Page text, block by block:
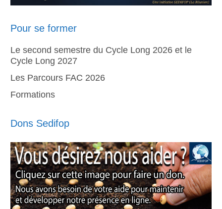
Pour se former
Le second semestre du Cycle Long 2026 et le
Cycle Long 2027
Les Parcours FAC 2026
Formations
Dons Sedifop